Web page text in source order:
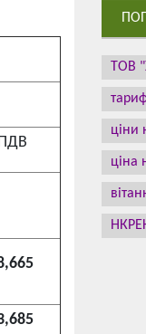
ТОВ
ціни
ціна